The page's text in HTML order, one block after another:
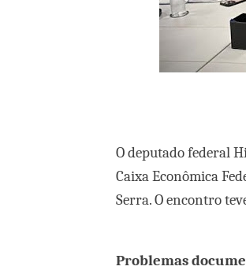
O deputado federal
Caixa Econômica
Serra. O encontro
Problemas